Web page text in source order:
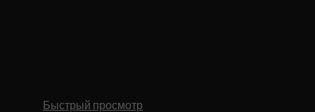
Быстрый просмотр